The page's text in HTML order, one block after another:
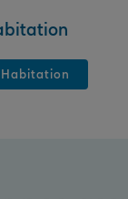
Habitation